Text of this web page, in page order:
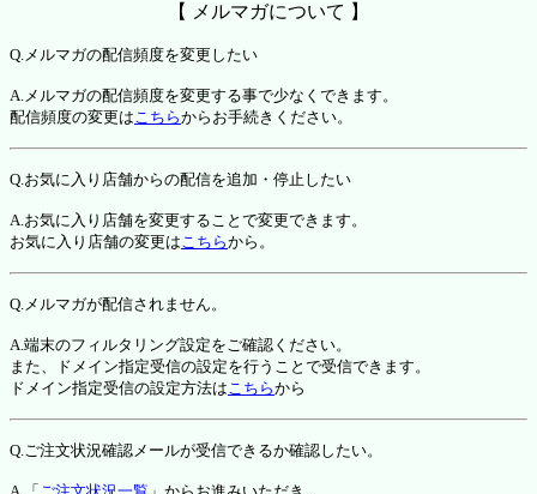
【 メルマガについて 】
Q.メルマガの配信頻度を変更したい
A.メルマガの配信頻度を変更する事で少なくできます。
配信頻度の変更はこちらからお手続きください。
Q.お気に入り店舗からの配信を追加・停止したい
A.お気に入り店舗を変更することで変更できます。
お気に入り店舗の変更はこちらから。
Q.メルマガが配信されません。
A.端末のフィルタリング設定をご確認ください。
また、ドメイン指定受信の設定を行うことで受信できます。
ドメイン指定受信の設定方法はこちらから
Q.ご注文状況確認メールが受信できるか確認したい。